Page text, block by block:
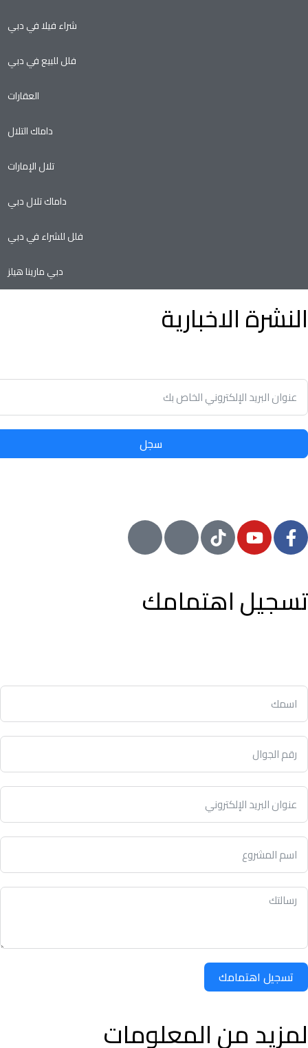
شراء فيلا في دبي
فلل للبيع في دبي
العقارات
داماك التلال
تلال الإمارات
داماك تلال دبي
فلل للشراء في دبي
دبي مارينا هيلز
النشرة الاخبارية
سجل
تسجيل اهتمامك
تسجيل اهتمامك
لمزيد من المعلومات